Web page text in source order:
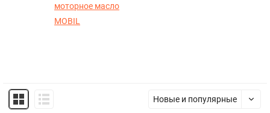
моторное масло
MOBIL
Новые и популярные